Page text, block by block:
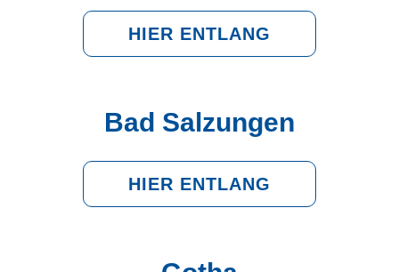
HIER ENTLANG
Bad Salzungen
HIER ENTLANG